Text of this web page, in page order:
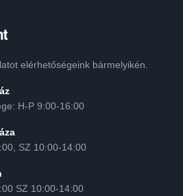
elérhetőségeink bármelyikén.
H-P 9:00-16:00
SZ 10:00-14:00
SZ 10:00-14:00